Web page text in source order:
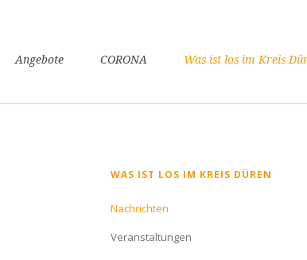
Angebote CORONA Was ist los im Kreis
Navigation
WAS IST LOS IM KREIS DÜREN
Nachrichten
Veranstaltungen